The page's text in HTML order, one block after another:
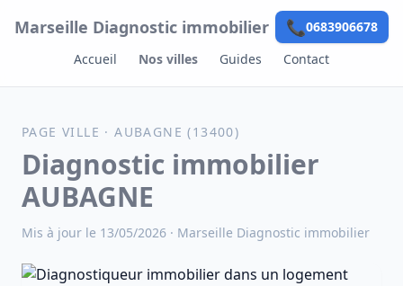
Marseille Diagnostic immobilier 📞0683906678
Accueil
Nos villes Guides Contact
PAGE VILLE · AUBAGNE (13400)
Diagnostic immobilier
AUBAGNE
Mis à jour le 13/05/2026 · Marseille Diagnostic immobilier